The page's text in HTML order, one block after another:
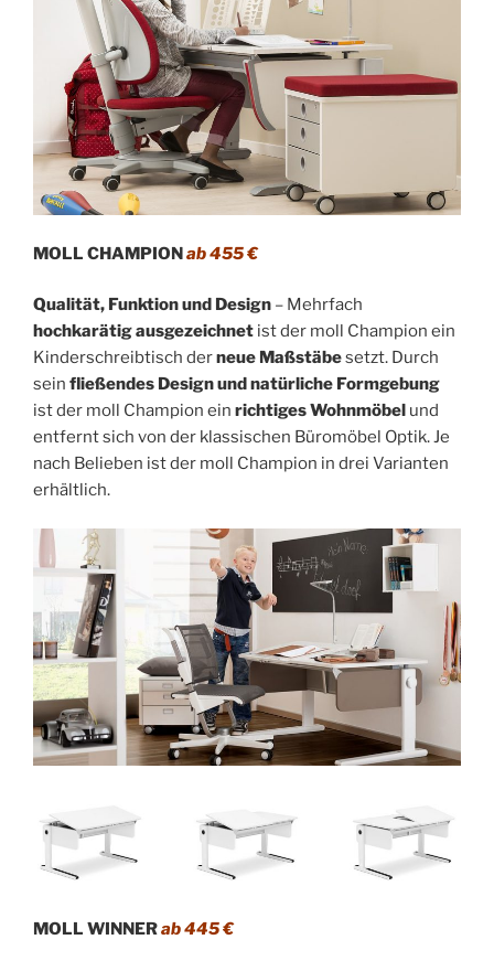
MOLL CHAMPIONab 455 €
Qualität, Funktion und Design – Mehrfach
hochkarätig ausgezeichnet ist der moll Champion ein
Kinderschreibtisch derneue Maßstäbesetzt. Durch
sein fließendes Design und natürliche Formgebung
ist der moll Champion ein richtiges Wohnmöbel und
entfernt sich von der klassischen Büromöbel Optik. Je
nach Belieben ist der moll Champion in drei Varianten
erhältlich.
MOLL WINNERab 445 €